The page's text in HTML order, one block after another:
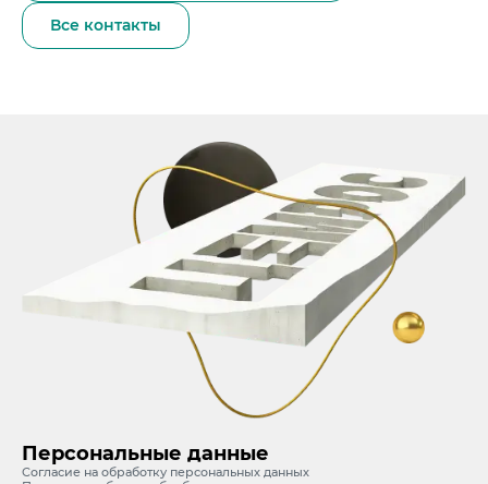
Все контакты
Персональные данные
Согласие на обработку персональных данных